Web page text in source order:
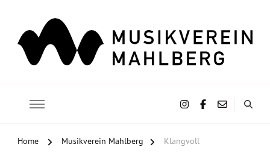
Home Musikverein Mahlberg Klangvoll